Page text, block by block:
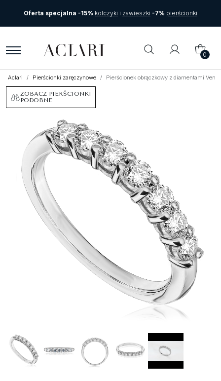
Oferta specjalna -15% kolczyki i zawieszki -7% pierścionki
0
Aclari Pierścionki zaręczynowe Pierścionek obrączkowy z diamentami
ZOBACZ PIERŚCIONKI
PODOBNE